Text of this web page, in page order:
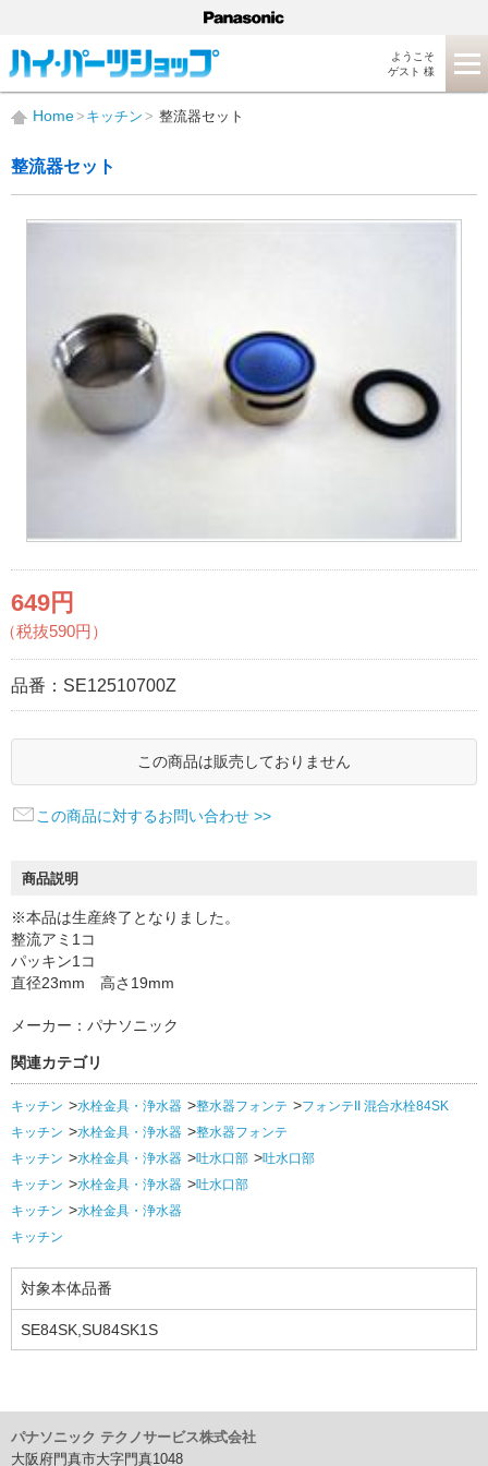
ようこそ
ゲスト 様
Home キッチン 整流器セット
整流器セット
649円
（税抜590円）
品番： SE12510700Z
この商品は販売しておりません
この商品に対するお問い合わせ >>
商品説明
※本品は生産終了となりました。
整流アミ1コ
パッキン1コ
直径23mm 高さ19mm
メーカー：パナソニック
関連カテゴリ
キッチン 水栓金具・浄水器 整水器フォンテ
フォンテII 混合水栓84SK
キッチン
水栓金具・浄水器
整水器フォンテ
キッチン
水栓金具・浄水器 吐水口部
吐水口部
キッチン
水栓金具・浄水器
吐水口部
キッチン
水栓金具・浄水器
キッチン
対象本体品番
SE84SK,SU84SK1S
パナソニック テクノサービス株式会社
大阪府門真市大字門真1048